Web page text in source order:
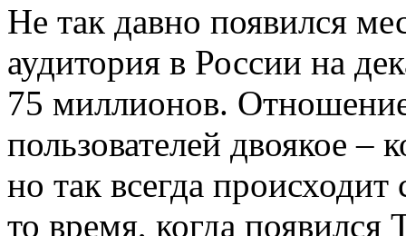
Не так давно появился
аудитория в России на
75 миллионов.
пользователей двоякое –
но так всегда
то время, когда